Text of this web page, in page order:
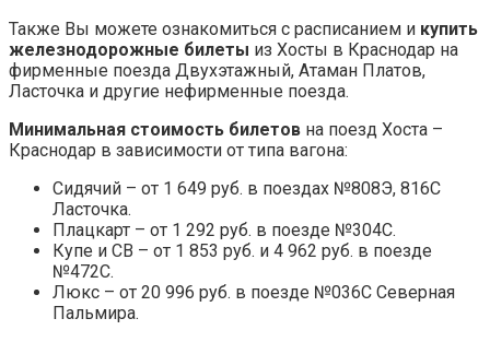
Также Вы можете ознакомиться с расписанием и купить
железнодорожные билеты из Хосты в Краснодар на
фирменные поезда Двухэтажный, Атаман Платов,
Ласточка и другие нефирменные поезда.
Минимальная стоимость билетов на поезд Хоста –
Краснодар в зависимости от типа вагона:
Сидячий – от 1 649 руб. в поездах №808Э, 816С
Ласточка.
Плацкарт – от 1 292 руб. в поезде №304С.
Купе и СВ – от 1 853 руб. и 4 962 руб. в поезде
№472С.
Люкс – от 20 996 руб. в поезде №036С Северная
Пальмира.